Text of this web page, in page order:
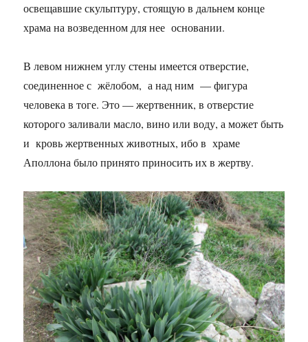
освещавшие скульптуру, стоящую в дальнем конце
храма на возведенном для нее основании.
В левом нижнем углу стены имеется отверстие,
соединенное с жёлобом, а над ним — фигура
человека в тоге. Это — жертвенник, в отверстие
которого заливали масло, вино или воду, а может быть
и кровь жертвенных животных, ибо в храме
Аполлона было принято приносить их в жертву.